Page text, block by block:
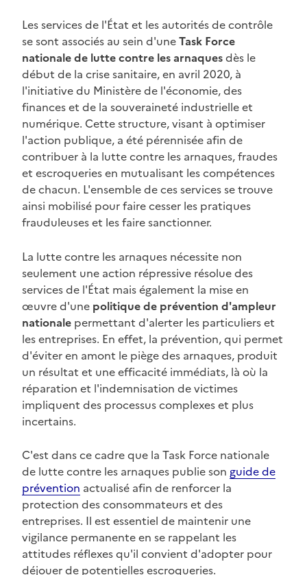
Les services de l'État et les autorités de contrôle
se sont associés au sein d'uneTask Force
nationale de lutte contre les arnaquesdès le
début de la crise sanitaire, en avril 2020, à
l'initiative du Ministère de l'économie, des
finances et de la souveraineté industrielle et
numérique. Cette structure, visant à optimiser
l'action publique, a été pérennisée afin de
contribuer à la lutte contre les arnaques, fraudes
et escroqueries en mutualisant les compétences
de chacun. L'ensemble de ces services se trouve
ainsi mobilisé pour faire cesser les pratiques
frauduleuses et les faire sanctionner.
La lutte contre les arnaques nécessite non
seulement une action répressive résolue des
services de l'État mais également la mise en
œuvre d'une politique de prévention d'ampleur
nationale permettant d'alerter les particuliers et
les entreprises. En effet, la prévention, qui permet
d'éviter en amont le piège des arnaques, produit
un résultat et une efficacité immédiats, là où la
réparation et l'indemnisation de victimes
impliquent des processus complexes et plus
incertains.
C'est dans ce cadre que la Task Force nationale
de lutte contre les arnaques publie son guide de
prévention actualisé afin de renforcer la
protection des consommateurs et des
entreprises. Il est essentiel de maintenir une
vigilance permanente en se rappelant les
attitudes réflexes qu'il convient d'adopter pour
déjouer de potentielles escroqueries.